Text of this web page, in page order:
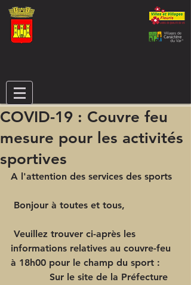
COVID-19 : Couvre feu
mesure pour les activités
sportives
A l'attention des services des sports
Bonjour à toutes et tous,
informations relatives au couvre-feu
à 18h00 pour le champ du sport :